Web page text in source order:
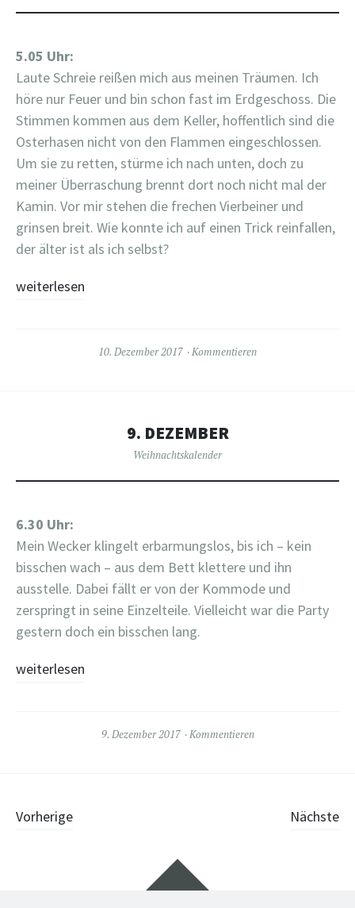
5.05 Uhr:
Laute Schreie reißen mich aus meinen Träumen. Ich
höre nur Feuer und bin schon fast im Erdgeschoss. Die
Stimmen kommen aus dem Keller, hoffentlich sind die
Osterhasen nicht von den Flammen eingeschlossen.
Um sie zu retten, stürme ich nach unten, doch zu
meiner Überraschung brennt dort noch nicht mal der
Kamin. Vor mir stehen die frechen Vierbeiner und
grinsen breit. Wie konnte ich auf einen Trick reinfallen,
der älter ist als ich selbst?
weiterlesen
10. Dezember 2017 Kommentieren
9. DEZEMBER
Weihnachtskalender
6.30 Uhr:
Mein Wecker klingelt erbarmungslos, bis ich – kein
bisschen wach – aus dem Bett klettere und ihn
ausstelle. Dabei fällt er von der Kommode und
zerspringt in seine Einzelteile. Vielleicht war die Party
gestern doch ein bisschen lang.
weiterlesen
9. Dezember 2017 Kommentieren
Beiträge-Navigation
Vorherige Nächste
Widgets